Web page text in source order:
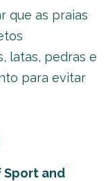
que as praias
latas, pedras e
para evitar
Sport and